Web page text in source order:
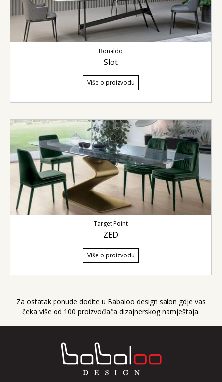
Bonaldo
Slot
Više o proizvodu
Target Point
ZED
Više o proizvodu
Za ostatak ponude dodite u Babaloo design salon gdje vas
čeka više od 100 proizvođača dizajnerskog namještaja.